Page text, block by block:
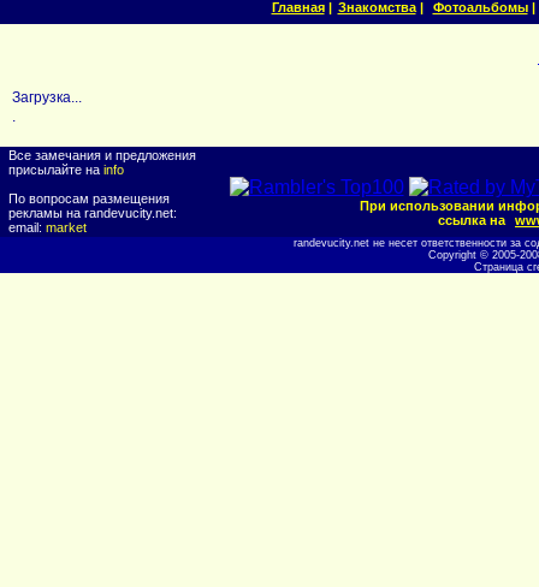
Главная| Знакомства| Фотоальбомы|
Загрузка...
.
Все замечания и предложения
присылайте на info
По вопросам размещения
рекламы на randevucity.net:
email: market
При использовании
ссылка на
randevucity.net не несет ответственности за
Copyright © 2005-
Страница